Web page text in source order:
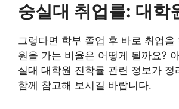
숭실대 취업률: 대학
그렇다면 학부 졸업 후 바로 취업을
원을 가는 비율은 어떻게 될까요?
실대 대학원 진학률 관련 정보가 정
함께 참고해 보시길 바랍니다.